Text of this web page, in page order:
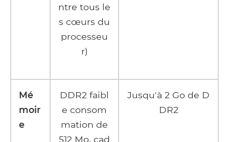
ntre tous le
s cœurs du
processeu
r)
Mé
moir
e
DDR2 faibl
e consom
mation de
512 Mo, cad
Jusqu'à 2 Go de D
DR2